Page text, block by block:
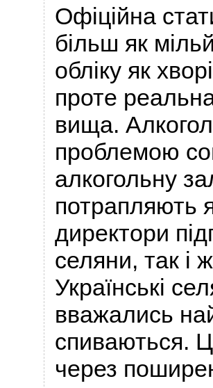
Офіційна
більш як
обліку як
проте
вища.
проблемою
алкогольну
потрапляють
директори
селяни, так і
Українські
вважались
спиваються.
через